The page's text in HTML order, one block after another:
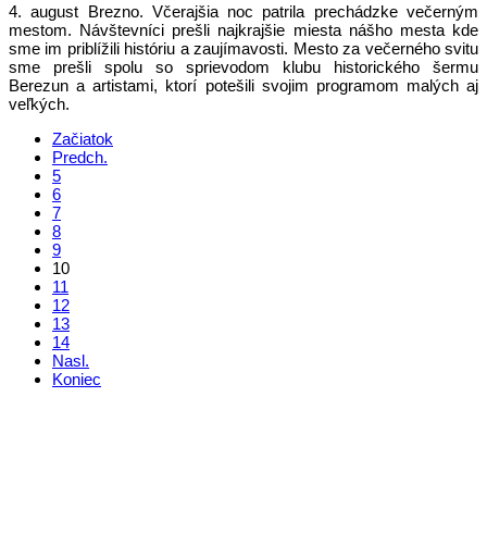
4. august Brezno. Včerajšia noc patrila prechádzke večerným
mestom. Návštevníci prešli najkrajšie miesta nášho mesta kde
sme im priblížili históriu a zaujímavosti. Mesto za večerného svitu
sme prešli spolu so sprievodom klubu historického šermu
Berezun a artistami, ktorí potešili svojim programom malých aj
veľkých.
Začiatok
Predch.
5
6
7
8
9
10
11
12
13
14
Nasl.
Koniec